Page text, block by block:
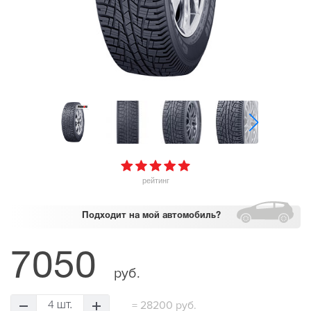
рейтинг
Подходит на мой автомобиль?
7050 руб.
4 шт. = 28200 руб.